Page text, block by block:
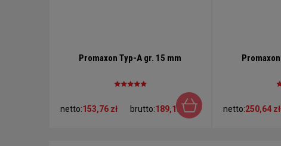
Promaxon Typ-A gr. 15 mm
netto:153,76 zł brutto:189,12 zł netto:250,64 zł